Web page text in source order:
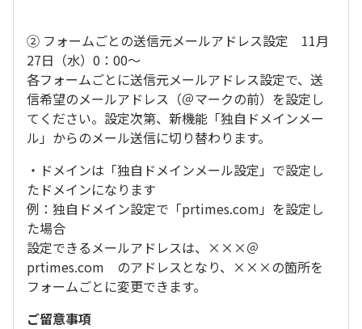
② フォームごとの送信元メールアドレス設定 11月
27日（水）0：00～
各フォームごとに送信元メールアドレス設定で、送
信希望のメールアドレス（＠マークの前）を設定し
てください。設定次第、新機能「独自ドメインメー
ル」からのメール送信に切り替わります。
・ドメインは「独自ドメインメール設定」で設定し
たドメインになります
例：独自ドメイン設定で「prtimes.com」を設定し
た場合
設定できるメールアドレスは、×××＠
prtimes.com のアドレスとなり、×××の箇所を
フォームごとに変更できます。
ご留意事項